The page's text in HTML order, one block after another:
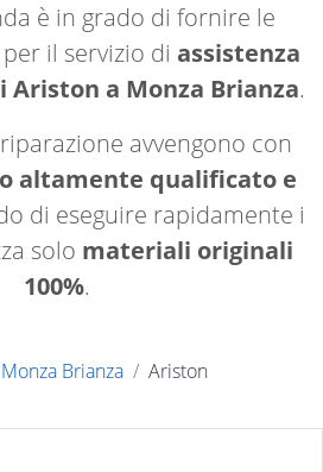
è in grado di fornire le
il servizio di assistenza
a Monza Brianza.
avvengono con
altamente qualificato e
di eseguire rapidamente i
solo materiali originali
100%.
Monza Brianza Ariston